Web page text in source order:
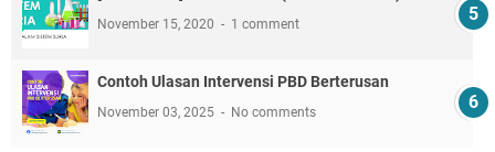
November 15, 2020 1 comment
Contoh Ulasan Intervensi PBD Berterusan
November 03, 2025 No comments